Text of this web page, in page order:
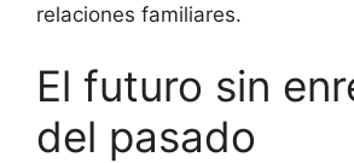
relaciones familiares.
El futuro sin
del pasado